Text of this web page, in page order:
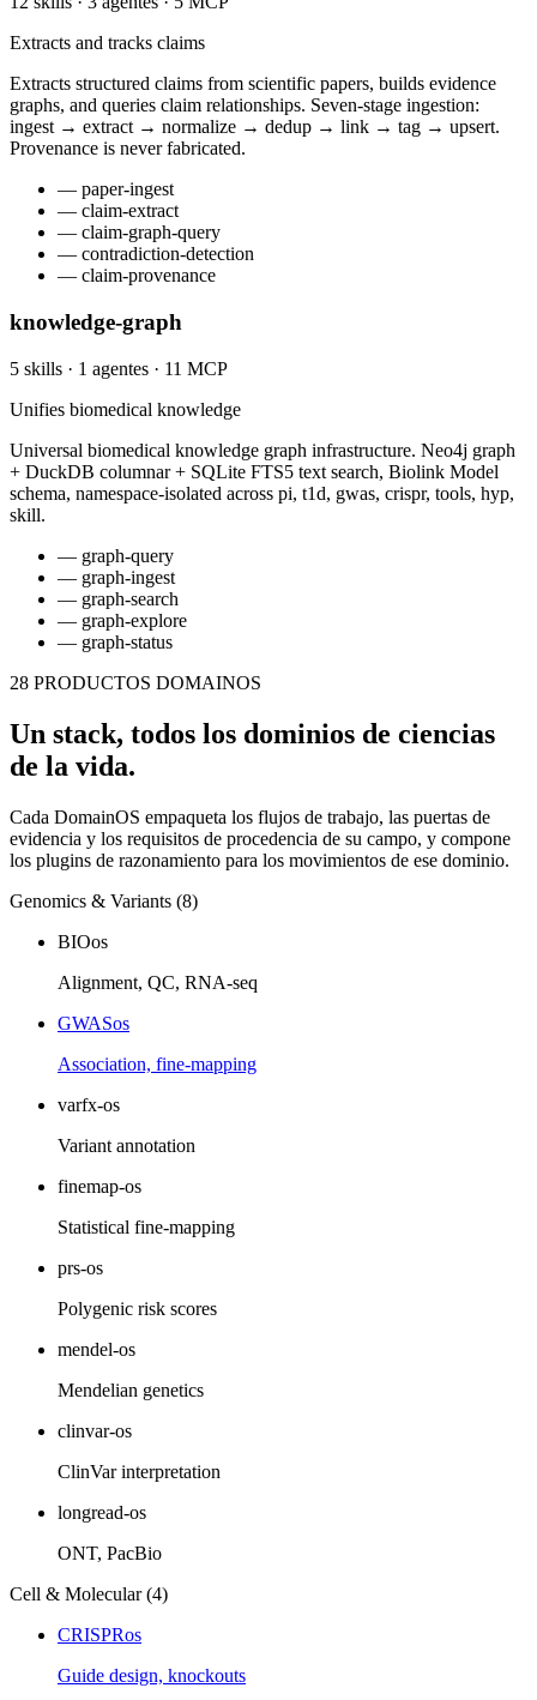
Extracts and tracks claims
Extracts structured claims from scientific papers, builds evidence
graphs, and queries claim relationships. Seven-stage ingestion:
ingest → extract → normalize → dedup → link → tag → upsert.
Provenance is never fabricated.
— paper-ingest
— claim-extract
— claim-graph-query
— contradiction-detection
— claim-provenance
knowledge-graph
5 skills · 1 agentes · 11 MCP
Unifies biomedical knowledge
Universal biomedical knowledge graph infrastructure. Neo4j graph
+ DuckDB columnar + SQLite FTS5 text search, Biolink Model
schema, namespace-isolated across pi, t1d, gwas, crispr, tools, hyp,
skill.
— graph-query
— graph-ingest
— graph-search
— graph-explore
— graph-status
28 PRODUCTOS DOMAINOS
Un stack, todos los dominios de ciencias
de la vida.
Cada DomainOS empaqueta los flujos de trabajo, las puertas de
evidencia y los requisitos de procedencia de su campo, y compone
los plugins de razonamiento para los movimientos de ese dominio.
Genomics & Variants (8)
BIOos
Alignment, QC, RNA-seq
GWASos
Association, fine-mapping
varfx-os
Variant annotation
finemap-os
Statistical fine-mapping
prs-os
Polygenic risk scores
mendel-os
Mendelian genetics
clinvar-os
ClinVar interpretation
longread-os
ONT, PacBio
Cell & Molecular (4)
CRISPRos
Guide design, knockouts